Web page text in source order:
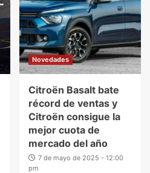
Novedades
Citroën Basalt bate
récord de ventas y
Citroën consigue la
mejor cuota de
mercado del año
7 de mayo de 2025 - 12:00
pm